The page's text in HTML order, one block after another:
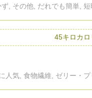
, その他, だれでも簡単, 短
45キロカロ
人気, 食物繊維, ゼリー・プ